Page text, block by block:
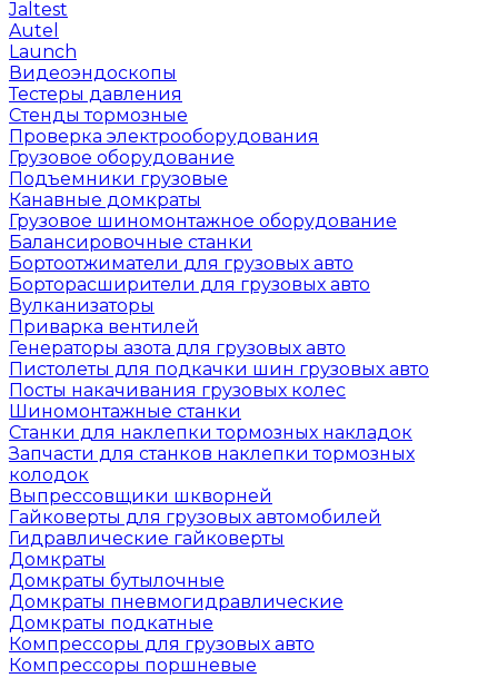
Jaltest
Autel
Launch
Видеоэндоскопы
Тестеры давления
Стенды тормозные
Проверка электрооборудования
Грузовое оборудование
Подъемники грузовые
Канавные домкраты
Грузовое шиномонтажное оборудование
Балансировочные станки
Бортоотжиматели для грузовых авто
Борторасширители для грузовых авто
Вулканизаторы
Приварка вентилей
Генераторы азота для грузовых авто
Пистолеты для подкачки шин грузовых авто
Посты накачивания грузовых колес
Шиномонтажные станки
Станки для наклепки тормозных накладок
Запчасти для станков наклепки тормозных
колодок
Выпрессовщики шкворней
Гайковерты для грузовых автомобилей
Гидравлические гайковерты
Домкраты
Домкраты бутылочные
Домкраты пневмогидравлические
Домкраты подкатные
Компрессоры для грузовых авто
Компрессоры поршневые